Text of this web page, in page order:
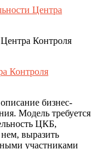
Центра
Контроля
Контроля
бизнес-
Модель требуется
ЦКБ,
выразить
участниками